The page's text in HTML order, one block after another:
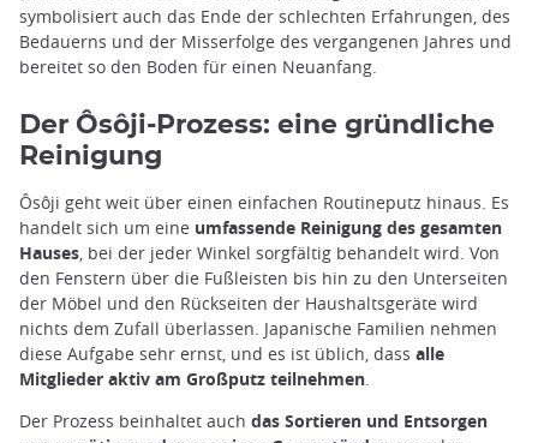
symbolisiert auch das Ende der schlechten Erfahrungen, des
Bedauerns und der Misserfolge des vergangenen Jahres und
bereitet so den Boden für einen Neuanfang.
Der Ôsôji-Prozess: eine gründliche
Reinigung
Ôsôji geht weit über einen einfachen Routineputz hinaus. Es
handelt sich um eine umfassende Reinigung des gesamten
Hauses, bei der jeder Winkel sorgfältig behandelt wird. Von
den Fenstern über die Fußleisten bis hin zu den Unterseiten
der Möbel und den Rückseiten der Haushaltsgeräte wird
nichts dem Zufall überlassen. Japanische Familien nehmen
diese Aufgabe sehr ernst, und es ist üblich, dass alle
Mitglieder aktiv am Großputz teilnehmen.
Der Prozess beinhaltet auch das Sortieren und Entsorgen